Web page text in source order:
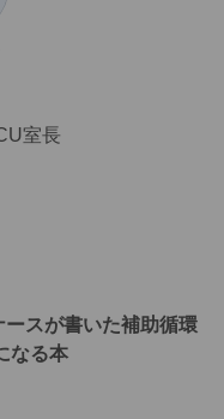
室長
ースが書いた補助循環
なる本